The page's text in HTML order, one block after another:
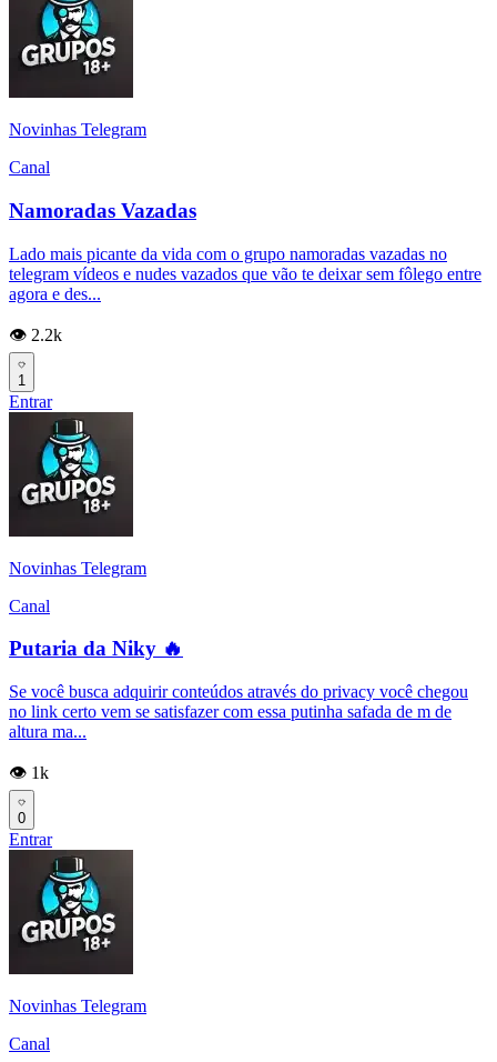
Novinhas Telegram
Canal
Namoradas Vazadas
Lado mais picante da vida com o grupo namoradas vazadas no
telegram vídeos e nudes vazados que vão te deixar sem fôlego entre
agora e des...
👁️ 2.2k
1
Entrar
Novinhas Telegram
Canal
Putaria da Niky 🔥
Se você busca adquirir conteúdos através do privacy você chegou
no link certo vem se satisfazer com essa putinha safada de m de
altura ma...
👁️ 1k
0
Entrar
Novinhas Telegram
Canal